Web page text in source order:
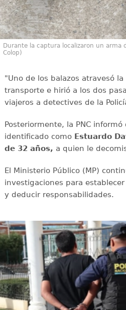
Durante la captura localizaron un arma
Colop)
"Uno de los balazos atravesó
transporte e hirió a los dos
viajeros a detectives de la
Posteriormente, la PNC
identificado como Estuardo
de 32 años, a quien le
El Ministerio Público (MP)
investigaciones para
y deducir responsabilidades.